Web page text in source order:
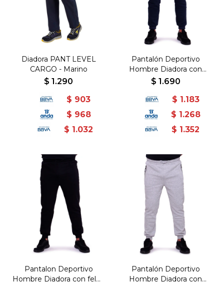
Diadora PANT LEVEL
CARGO - Marino
$ 1.290
$ 903
$ 968
$ 1.032
Pantalón Deportivo
Hombre Diadora con
puño y felpa - Marino
$ 1.690
$ 1.183
$ 1.268
$ 1.352
Pantalon Deportivo
Hombre Diadora con felpa
Pantalón Deportivo
Hombre Diadora con